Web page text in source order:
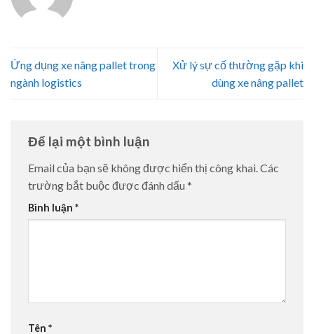
Ứng dụng xe nâng pallet trong
ngành logistics
Xử lý sự cố thường gặp khi
dùng xe nâng pallet
Để lại một bình luận
Email của bạn sẽ không được hiển thị công khai. Các
trường bắt buộc được đánh dấu *
Bình luận *
Tên *